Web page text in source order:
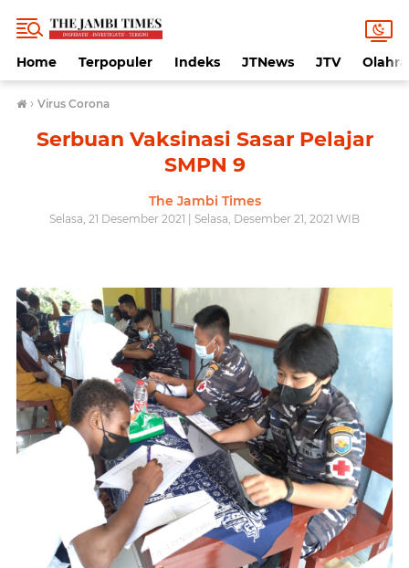
Home Terpopuler Indeks JTNews JTV
› Virus Corona
Serbuan Vaksinasi Sasar Pelajar
SMPN 9
The Jambi Times
Selasa, 21 Desember 2021 | Selasa, Desember 21, 2021 WIB